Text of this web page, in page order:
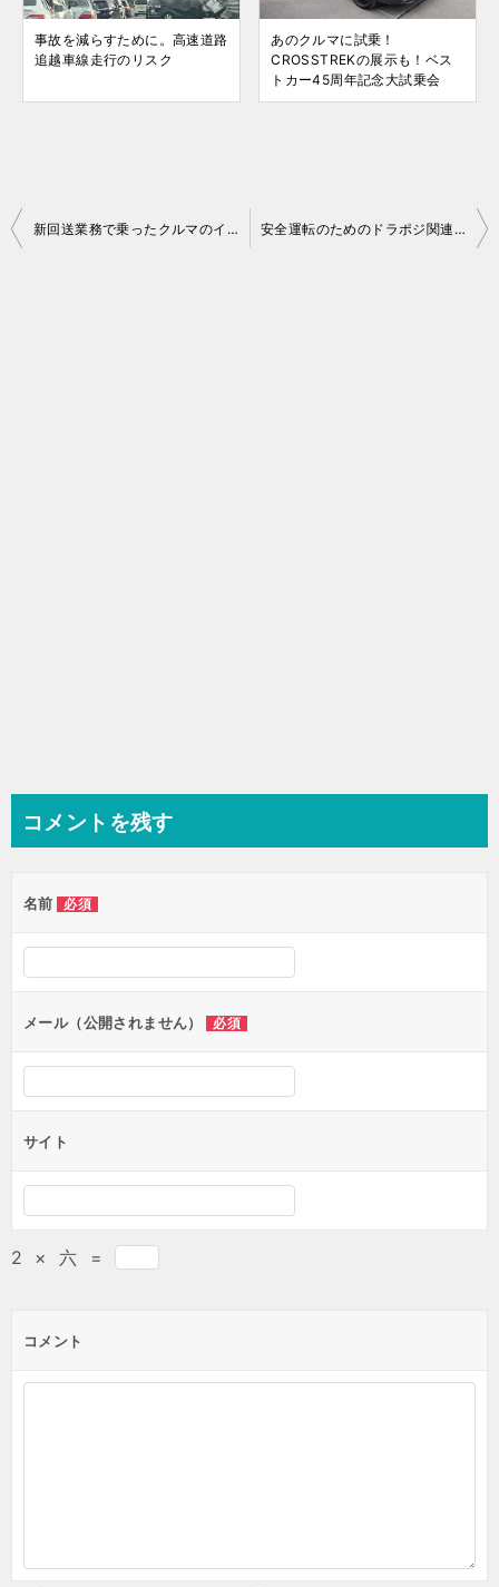
事故を減らすために。高速道路
追越車線走行のリスク
あのクルマに試乗！
CROSSTREKの展示も！ベス
トカー45周年記念大試乗会
投
新回送業務で乗ったクルマのインプレッション Part.1 安全運転のためのドラポジ関連装備
コメントを残す
名前 必須
メール（公開されません） 必須
サイト
2 × 六 =
コメント